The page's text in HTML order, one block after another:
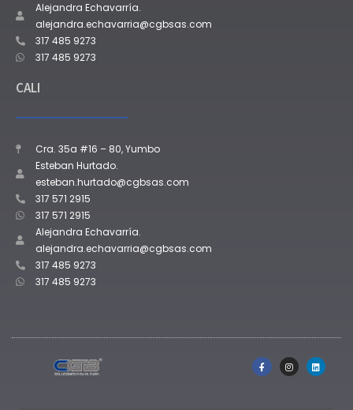
Alejandra Echavarría.
alejandra.echavarria@cgbsas.com
317 485 9273
317 485 9273
CALI
Cra. 35a #16 – 80, Yumbo
Esteban Hurtado.
esteban.hurtado@cgbsas.com
317 571 2915
317 571 2915
Alejandra Echavarría.
alejandra.echavarria@cgbsas.com
317 485 9273
317 485 9273